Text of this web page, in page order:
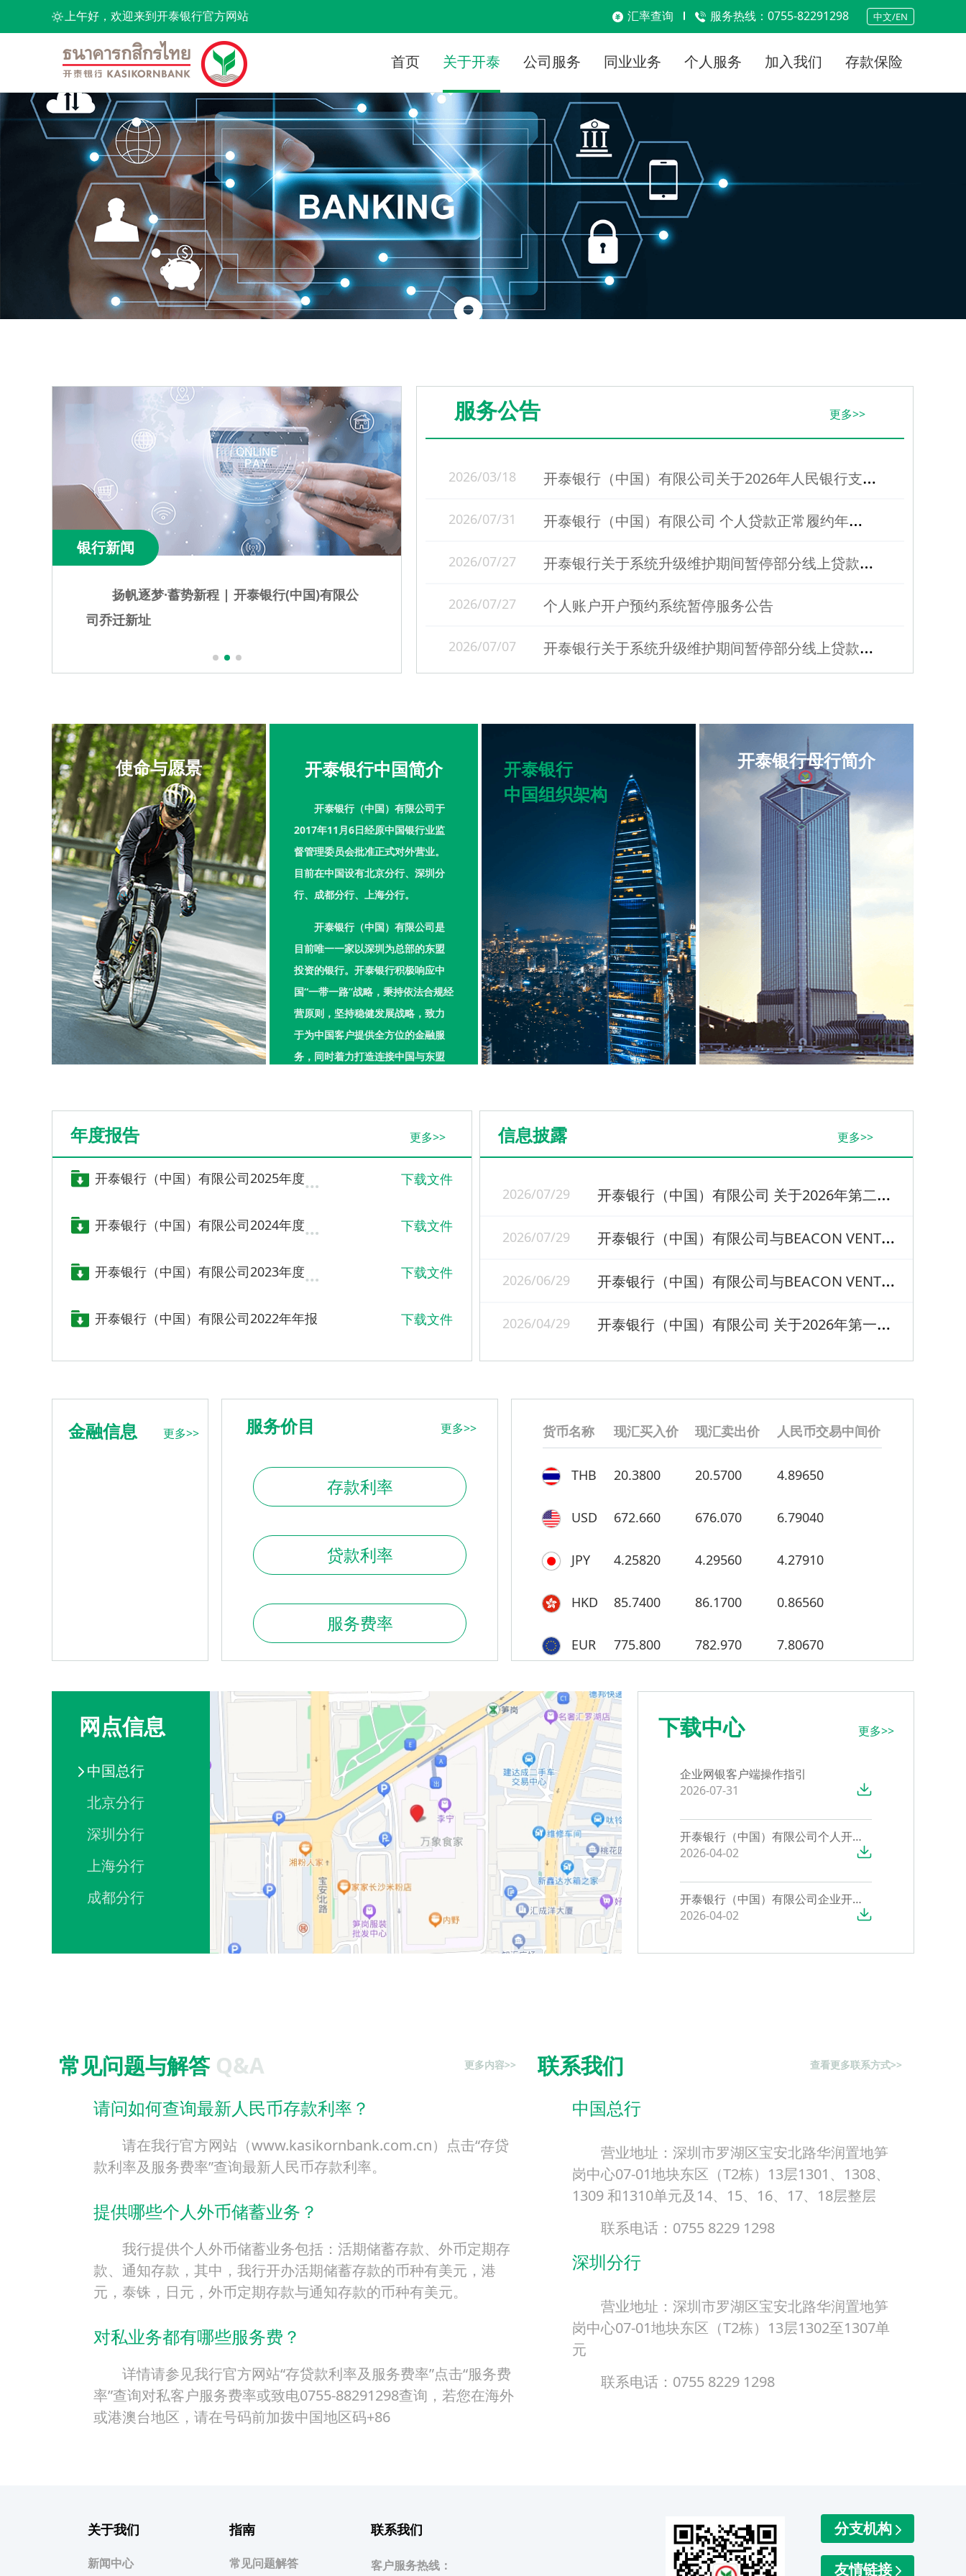
上午好，欢迎来到开泰银行官方网站 汇率查询 服务热线：0755-82291298 中文/EN
首页 关于开泰 公司服务 同业业务 个人服务 加入我们 存款保险
开泰银行（中国）北京分行正式对外营业 开泰中国落地对公数字人民币
银行新闻
服务公告 更多>>
2026/03/18 开
泰银行（中国）有限公司关于2026年人民银行支付系统运行维护期间暂停服务的公告
2026/07/31 开
泰银行（中国）有限公司 个人贷款正常履约年化综合融资成本上限公示
2026/07/27 开
泰银行关于系统升级维护期间暂停部分线上贷款业务的公告
2026/07/27 个人账户开户预约系统暂停服务公告
2026/07/07 开
泰银行关于系统升级维护期间暂停部分线上贷款业务及企业网银服务的公告
使命与愿景 开泰银行中国简介
开泰银行（中国）有限公司于
2017年11月6日经原中国银行业监
督管理委员会批准正式对外营业。
目前在中国设有北京分行、深圳分
行、成都分行、上海分行。
开泰银行（中国）有限公司是
目前唯一一家以深圳为总部的东盟
投资的银行。开泰银行积极响应中
国“一带一路”战略，秉持依法合规经
营原则，坚持稳健发展战略，致力
于为中国客户提供全方位的金融服
务，同时着力打造连接中国与东盟
开泰银行
中国组织架构
开泰银行母行简介
年度报告 更多>>
开泰银行（中国）有限公司2025年度报告 下载文件
开泰银行（中国）有限公司2024年度报告 下载文件
开泰银行（中国）有限公司2023年度报告 下载文件
开泰银行（中国）有限公司2022年年报 下载文件
信息披露 更多>>
2026/07/29 开
泰银行（中国）有限公司 关于2026年第二季度一般关联交易信息披露
2026/07/29 开
泰银行（中国）有限公司与BEACON VENTURE CAPITAL COMPANY LIMITED重大关联交易披露公告
2026/06/29 开
泰银行（中国）有限公司与BEACON VENTURE CAPITAL COMPANY LIMITED重大关联交易披露公告
2026/04/29 开
泰银行（中国）有限公司 关于2026年第一季度一般关联交易信息披露
金融信息 更多>> 服务价目 更多>>
存款利率
贷款利率
服务费率
货币名称
THB
USD
JPY
HKD
EUR
SGD
现汇买入价
20.3800
672.660
4.25820
85.7400
775.800
524.970
现汇卖出价
20.5700
676.070
4.29560
86.1700
782.970
529.830
人民币交易中间价
4.89650
6.79040
4.27910
0.86560
7.80670
5.27840
数据于 Sat Aug 08 09:45:00 CST 20 更新
网点信息
中国总行
北京分行
深圳分行
上海分行
成都分行
下载中心 更多>>
企业网银客户端操作指引
2026-07-31
开泰银行（中国）有限公司个人开户服务标准
2026-04-02
开泰银行（中国）有限公司企业开户服务标准
2026-04-02
常见问题与解答 Q&A 更多内容>>
请问如何查询最新人民币存款利率？
请在我行官方网站（www.kasikornbank.com.cn）点击“存贷
款利率及服务费率”查询最新人民币存款利率。
提供哪些个人外币储蓄业务？
我行提供个人外币储蓄业务包括：活期储蓄存款、外币定期存
款、通知存款，其中，我行开办活期储蓄存款的币种有美元，港
元，泰铢，日元，外币定期存款与通知存款的币种有美元。
对私业务都有哪些服务费？
详情请参见我行官方网站“存贷款利率及服务费率”点击“服务费
率”查询对私客户服务费率或致电0755-88291298查询，若您在海外
或港澳台地区，请在号码前加拨中国地区码+86
联系我们 查看更多联系方式>>
中国总行
营业地址：深圳市罗湖区宝安北路华润置地笋
岗中心07-01地块东区（T2栋）13层1301、1308、
1309 和1310单元及14、15、16、17、18层整层
联系电话：0755 8229 1298
深圳分行
营业地址：深圳市罗湖区宝安北路华润置地笋
岗中心07-01地块东区（T2栋）13层1302至1307单
元
联系电话：0755 8229 1298
关于我们
新闻中心
指南
常见问题解答
联系我们
客户服务热线：
分支机构
友情链接